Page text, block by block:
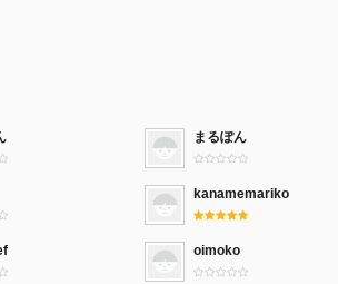
まるぽん
kanamemariko
oimoko